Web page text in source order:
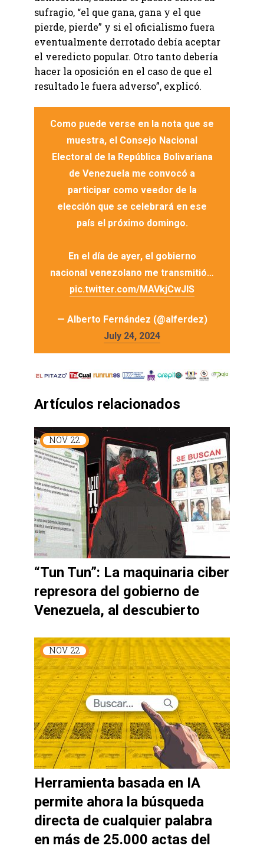
sufragio, “el que gana, gana y el que
pierde, pierde” y si el oficialismo fuera
eventualmente derrotado debía aceptar
el veredicto popular. Otro tanto debería
hacer la oposición en el caso de que el
resultado le fuera adverso”, explicó.
Como puede verse en la nota que se
muestra, el Consejo Nacional
Electoral de la República Bolivariana
de Venezuela me convocó a
participar como veedor de la
elección que se celebrará en ese
país el próximo domingo.
En el día de ayer, el gobierno
nacional venezolano me transmitió…
pic.twitter.com/MAVkjCwJIS
— Alberto Fernández (@alferdez)
July 24, 2024
Artículos relacionados
NOV 22
“Tun Tun”: La maquinaria ciber
represora del gobierno de
Venezuela, al descubierto
NOV 22
Herramienta basada en IA
permite ahora la búsqueda
directa de cualquier palabra
en más de 25.000 actas del